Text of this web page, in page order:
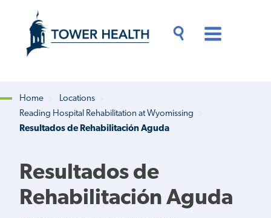
content
Content
Breadcrumb
Home
Locations
Reading Hospital Rehabilitation at Wyomissing
Resultados de Rehabilitación Aguda
Resultados de
Rehabilitación Aguda